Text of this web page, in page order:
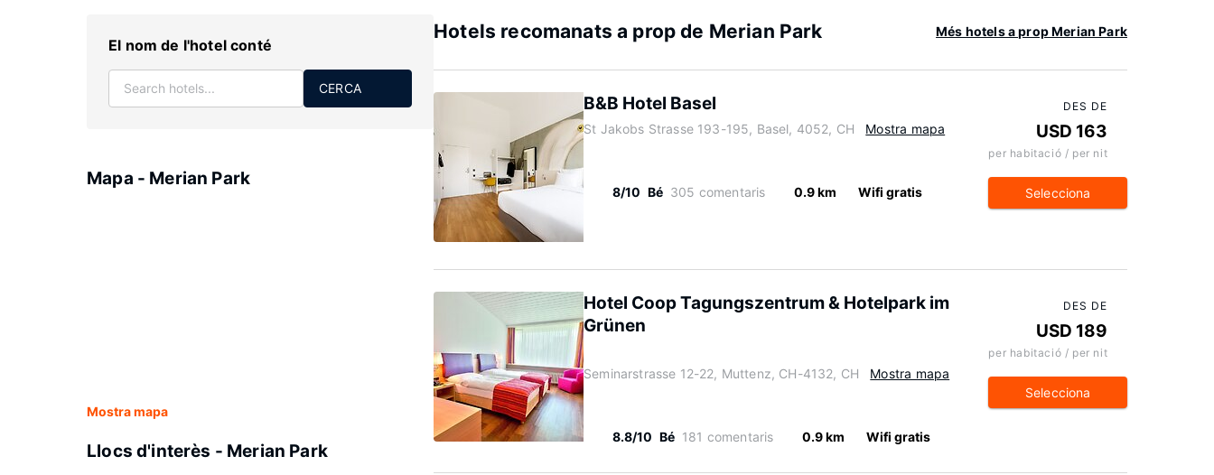
El nom de l'hotel conté
CERCA
Mapa - Merian Park
Mostra mapa
Llocs d'interès - Merian Park
Hotels recomanats a prop de Merian Park Més hotels a prop Merian Park
B&B Hotel Basel
St Jakobs Strasse 193-195, Basel, 4052, CH Mostra mapa
8/10 Bé 305 comentaris 0.9 km Wifi gratis
DES DE
USD 163
per habitació / per nit
Selecciona
Hotel Coop Tagungszentrum & Hotelpark im
Grünen
Seminarstrasse 12-22, Muttenz, CH-4132, CH Mostra mapa
8.8/10 Bé 181 comentaris 0.9 km Wifi gratis
DES DE
USD 189
per habitació / per nit
Selecciona